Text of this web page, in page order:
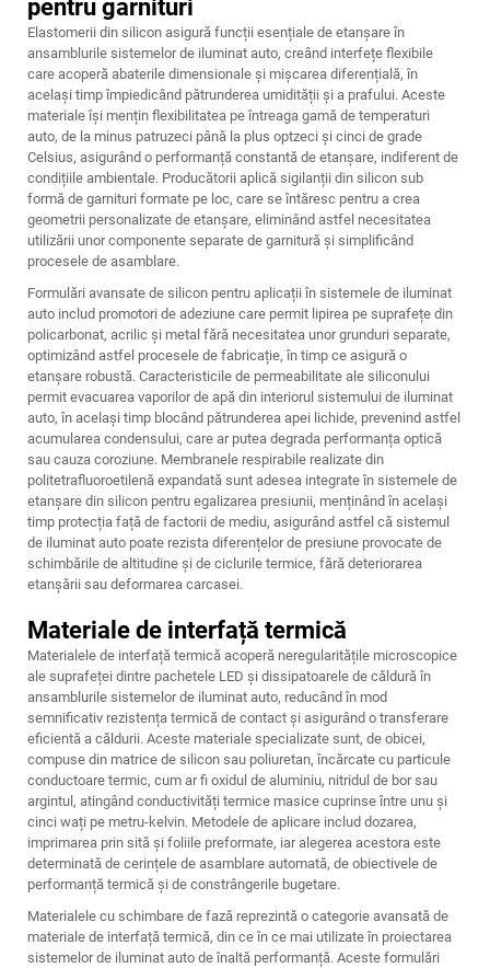
pentru garnituri
Elastomerii din silicon asigură funcții esențiale de etanșare în
ansamblurile sistemelor de iluminat auto, creând interfețe flexibile
care acoperă abaterile dimensionale și mișcarea diferențială, în
același timp împiedicând pătrunderea umidității și a prafului. Aceste
materiale își mențin flexibilitatea pe întreaga gamă de temperaturi
auto, de la minus patruzeci până la plus optzeci și cinci de grade
Celsius, asigurând o performanță constantă de etanșare, indiferent de
condițiile ambientale. Producătorii aplică sigilanții din silicon sub
formă de garnituri formate pe loc, care se întăresc pentru a crea
geometrii personalizate de etanșare, eliminând astfel necesitatea
utilizării unor componente separate de garnitură și simplificând
procesele de asamblare.
Formulări avansate de silicon pentru aplicații în sistemele de iluminat
auto includ promotori de adeziune care permit lipirea pe suprafețe din
policarbonat, acrilic și metal fără necesitatea unor grunduri separate,
optimizând astfel procesele de fabricație, în timp ce asigură o
etanșare robustă. Caracteristicile de permeabilitate ale siliconului
permit evacuarea vaporilor de apă din interiorul sistemului de iluminat
auto, în același timp blocând pătrunderea apei lichide, prevenind astfel
acumularea condensului, care ar putea degrada performanța optică
sau cauza coroziune. Membranele respirabile realizate din
politetrafluoroetilenă expandată sunt adesea integrate în sistemele de
etanșare din silicon pentru egalizarea presiunii, menținând în același
timp protecția față de factorii de mediu, asigurând astfel că sistemul
de iluminat auto poate rezista diferențelor de presiune provocate de
schimbările de altitudine și de ciclurile termice, fără deteriorarea
etanșării sau deformarea carcasei.
Materiale de interfață termică
Materialele de interfață termică acoperă neregularitățile microscopice
ale suprafeței dintre pachetele LED și dissipatoarele de căldură în
ansamblurile sistemelor de iluminat auto, reducând în mod
semnificativ rezistența termică de contact și asigurând o transferare
eficientă a căldurii. Aceste materiale specializate sunt, de obicei,
compuse din matrice de silicon sau poliuretan, încărcate cu particule
conductoare termic, cum ar fi oxidul de aluminiu, nitridul de bor sau
argintul, atingând conductivități termice masice cuprinse între unu și
cinci wați pe metru-kelvin. Metodele de aplicare includ dozarea,
imprimarea prin sită și foliile preformate, iar alegerea acestora este
determinată de cerințele de asamblare automată, de obiectivele de
performanță termică și de constrângerile bugetare.
Materialele cu schimbare de fază reprezintă o categorie avansată de
materiale de interfață termică, din ce în ce mai utilizate în proiectarea
sistemelor de iluminat auto de înaltă performanță. Aceste formulări